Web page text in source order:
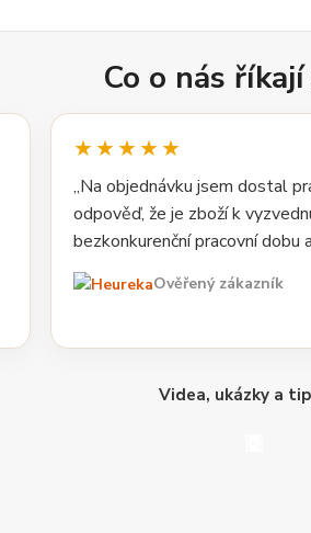
Co o nás
★★★★★
„Na objednávku jsem dostal
odpověď, že je zboží k
bezkonkurenční pracovní dobu
Ověřený zákazník
Videa, ukázky a